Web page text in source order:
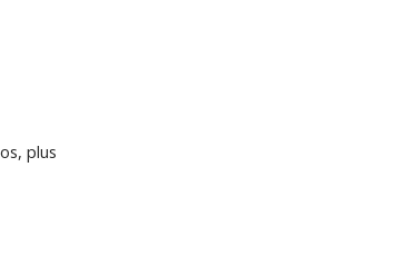
plus